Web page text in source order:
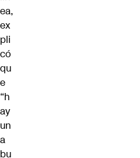
ea,
ex
pli
có
qu
e
“h
ay
un
a
bu